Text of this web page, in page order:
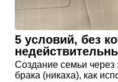
5 условий, без
Создание семьи через
брака (никаха), как